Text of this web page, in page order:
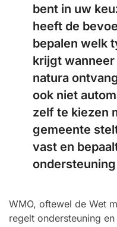
bent in uw
heeft de
bepalen welk
krijgt
natura
ook niet
zelf te kiezen
gemeente
vast en
WMO, oftewel de Wet
regelt ondersteuning